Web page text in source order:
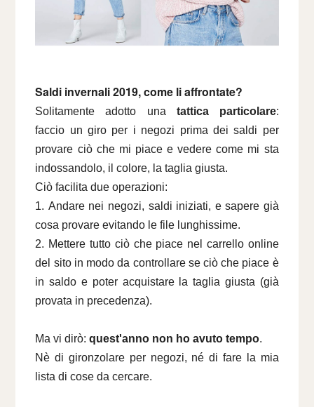
Saldi invernali 2019, come li affrontate?
Solitamente adotto una tattica particolare:
faccio un giro per i negozi prima dei saldi per
provare ciò che mi piace e vedere come mi sta
indossandolo, il colore, la taglia giusta.
Ciò facilita due operazioni:
1. Andare nei negozi, saldi iniziati, e sapere già
cosa provare evitando le file lunghissime.
2. Mettere tutto ciò che piace nel carrello online
del sito in modo da controllare se ciò che piace è
in saldo e poter acquistare la taglia giusta (già
provata in precedenza).
Ma vi dirò:quest'anno non ho avuto tempo.
Nè di gironzolare per negozi, né di fare la mia
lista di cose da cercare.